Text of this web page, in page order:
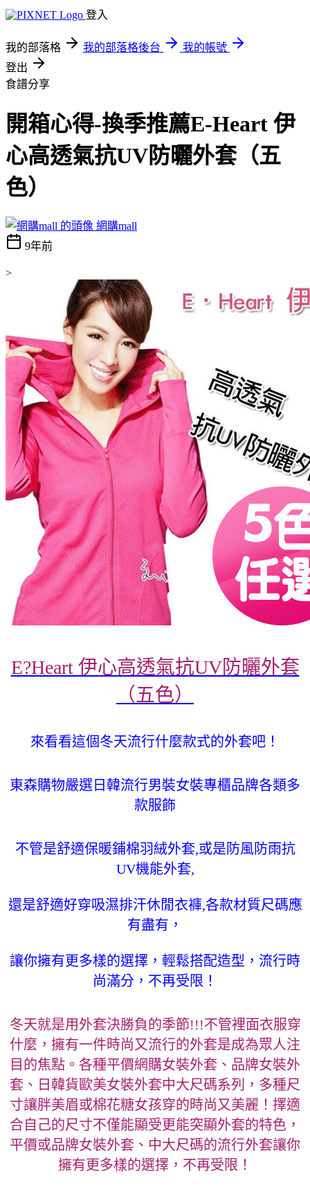
登入
我的部落格 我的部落格後台
我的帳號
登出
食譜分享
開箱心得-換季推薦E-Heart 伊
心高透氣抗UV防曬外套（五
色）
網購mall
9年前
>
E?Heart 伊心高透氣抗UV防曬外套
（五色）
來看看這個冬天流行什麼款式的外套吧！
東森購物嚴選日韓流行男裝女裝專櫃品牌各類多
款服飾
不管是舒適保暖鋪棉羽絨外套,或是防風防雨抗
UV機能外套,
還是舒適好穿吸濕排汗休閒衣褲,各款材質尺碼應
有盡有，
讓你擁有更多樣的選擇，輕鬆搭配造型，流行時
尚滿分，不再受限！
冬天就是用外套決勝負的季節!!!不管裡面衣服穿
什麼，擁有一件時尚又流行的外套是成為眾人注
目的焦點。各種平價網購女裝外套、品牌女裝外
套、日韓貨歐美女裝外套中大尺碼系列，多種尺
寸讓胖美眉或棉花糖女孩穿的時尚又美麗！擇適
合自己的尺寸不僅能顯受更能突顯外套的特色，
平價或品牌女裝外套、中大尺碼的流行外套讓你
擁有更多樣的選擇，不再受限！